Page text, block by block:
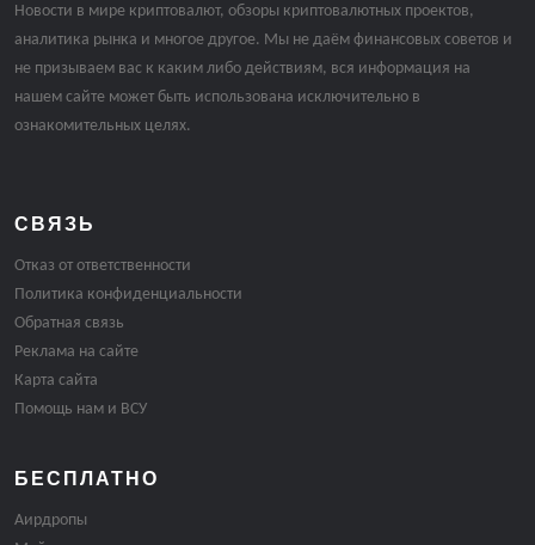
Новости в мире криптовалют, обзоры криптовалютных проектов,
аналитика рынка и многое другое. Мы не даём финансовых советов и
не призываем вас к каким либо действиям, вся информация на
нашем сайте может быть использована исключительно в
ознакомительных целях.
СВЯЗЬ
Отказ от ответственности
Политика конфиденциальности
Обратная связь
Реклама на сайте
Карта сайта
Помощь нам и ВСУ
БЕСПЛАТНО
Аирдропы